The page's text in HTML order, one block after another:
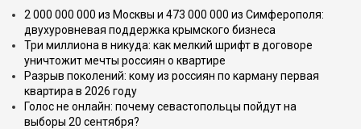
2 000 000 000 из Москвы и 473 000 000 из Симферополя:
двухуровневая поддержка крымского бизнеса
Три миллиона в никуда: как мелкий шрифт в договоре
уничтожит мечты россиян о квартире
Разрыв поколений: кому из россиян по карману первая
квартира в 2026 году
Голос не онлайн: почему севастопольцы пойдут на
выборы 20 сентября?